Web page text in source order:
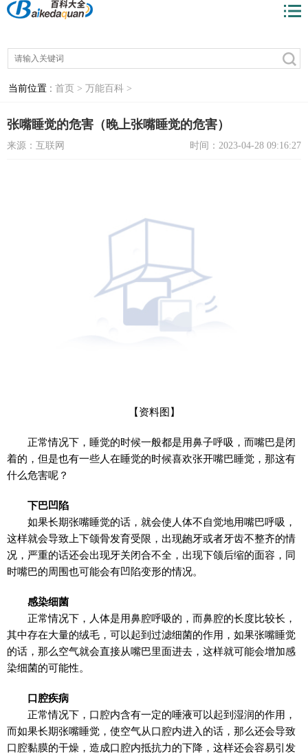
当前位置 : 首页 > 万能百科 >
张嘴睡觉的危害（晚上张嘴睡觉的危害）
来源：互联网 时间：2023-04-28 09:16:27
【资料图】
正常情况下，睡觉的时候一般都是用鼻子呼吸，而嘴巴是闭
着的，但是也有一些人在睡觉的时候喜欢张开嘴巴睡觉，那这有
什么危害呢？
下巴凹陷
如果长期张嘴睡觉的话，就会使人体不自觉地用嘴巴呼吸，
这样就会导致上下颌骨发育受限，出现龅牙或者牙齿不整齐的情
况，严重的话还会出现牙关闭合不全，出现下颌后缩的面容，同
时嘴巴的周围也可能会有凹陷变形的情况。
感染细菌
正常情况下，人体是用鼻腔呼吸的，而鼻腔的长度比较长，
其中存在大量的绒毛，可以起到过滤细菌的作用，如果张嘴睡觉
的话，那么空气就会直接从嘴巴里面进去，这样就可能会增加感
染细菌的可能性。
口腔疾病
正常情况下，口腔内含有一定的唾液可以起到湿润的作用，
而如果长期张嘴睡觉，使空气从口腔内进入的话，那么还会导致
口腔黏膜的干燥，造成口腔内抵抗力的下降，这样还会容易引发